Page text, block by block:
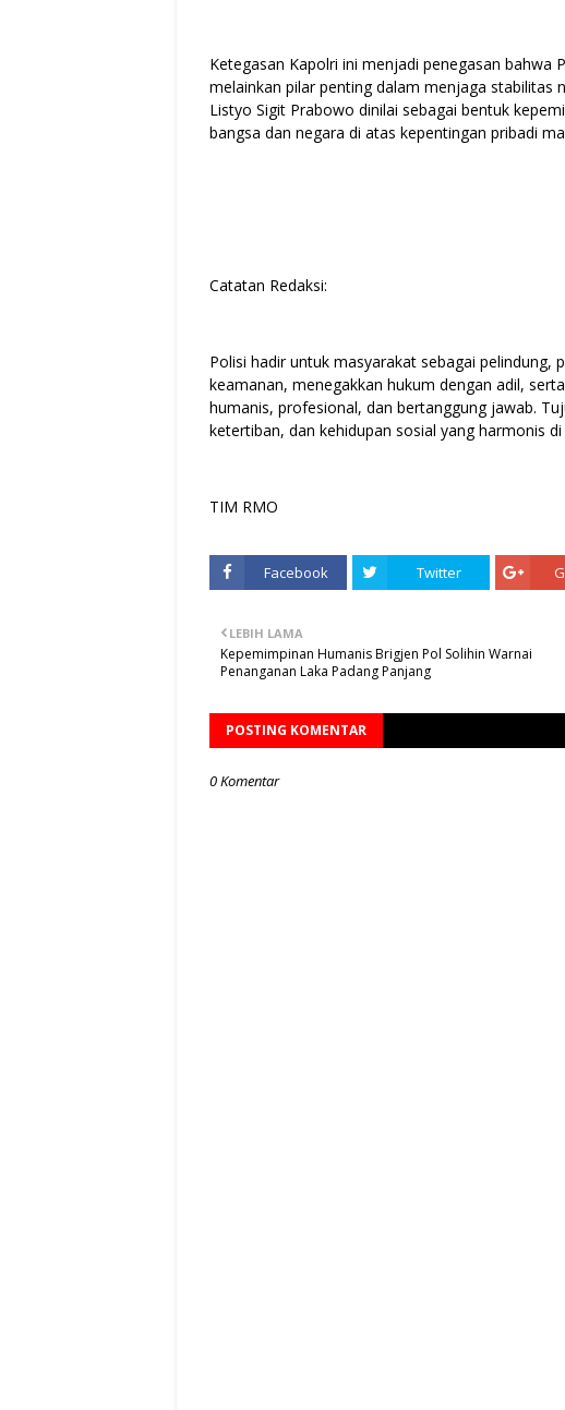
Ketegasan Kapolri ini menjadi penegasan bahwa
melainkan pilar penting dalam menjaga stabilitas
Listyo Sigit Prabowo dinilai sebagai bentuk
bangsa dan negara di atas kepentingan pribadi
Catatan Redaksi:
Polisi hadir untuk masyarakat sebagai pelindung,
keamanan, menegakkan hukum dengan adil,
humanis, profesional, dan bertanggung jawab.
ketertiban, dan kehidupan sosial yang harmonis
TIM RMO
Facebook Twitter
LEBIH LAMA
Kepemimpinan Humanis Brigjen Pol Solihin Warnai
Penanganan Laka Padang Panjang
POSTING KOMENTAR
0 Komentar